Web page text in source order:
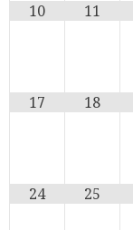
10 11
17 18
24 25